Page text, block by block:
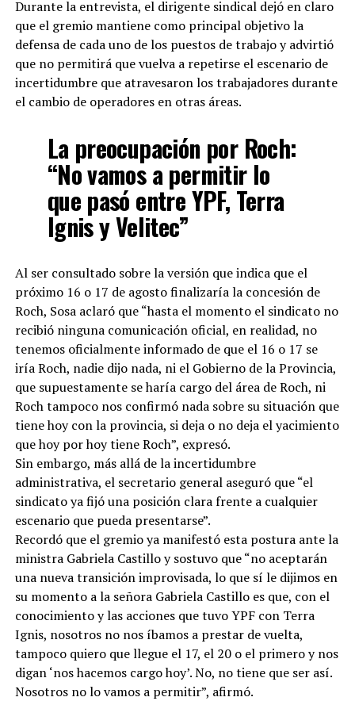
Durante la entrevista, el dirigente sindical dejó en claro
que el gremio mantiene como principal objetivo la
defensa de cada uno de los puestos de trabajo y advirtió
que no permitirá que vuelva a repetirse el escenario de
incertidumbre que atravesaron los trabajadores durante
el cambio de operadores en otras áreas.
La preocupación por Roch:
“No vamos a permitir lo
que pasó entre YPF, Terra
Ignis y Velitec”
Al ser consultado sobre la versión que indica que el
próximo 16 o 17 de agosto finalizaría la concesión de
Roch, Sosa aclaró que “hasta el momento el sindicato no
recibió ninguna comunicación oficial, en realidad, no
tenemos oficialmente informado de que el 16 o 17 se
iría Roch, nadie dijo nada, ni el Gobierno de la Provincia,
que supuestamente se haría cargo del área de Roch, ni
Roch tampoco nos confirmó nada sobre su situación que
tiene hoy con la provincia, si deja o no deja el yacimiento
que hoy por hoy tiene Roch”, expresó.
Sin embargo, más allá de la incertidumbre
administrativa, el secretario general aseguró que “el
sindicato ya fijó una posición clara frente a cualquier
escenario que pueda presentarse”.
Recordó que el gremio ya manifestó esta postura ante la
ministra Gabriela Castillo y sostuvo que “no aceptarán
una nueva transición improvisada, lo que sí le dijimos en
su momento a la señora Gabriela Castillo es que, con el
conocimiento y las acciones que tuvo YPF con Terra
Ignis, nosotros no nos íbamos a prestar de vuelta,
tampoco quiero que llegue el 17, el 20 o el primero y nos
digan ‘nos hacemos cargo hoy’. No, no tiene que ser así.
Nosotros no lo vamos a permitir”, afirmó.